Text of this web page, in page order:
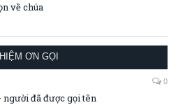
về chúa
ƠN GỌI
0
người đã được gọi tên